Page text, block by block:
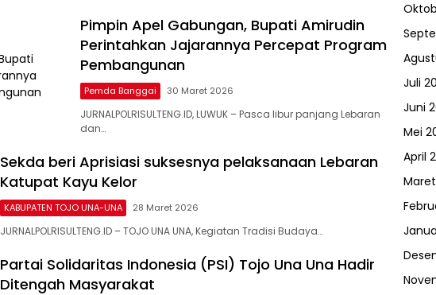
Pimpin Apel Gabungan, Bupati Amirudin
Perintahkan Jajarannya Percepat Program
Pembangunan
Pemda Banggai 30 Maret 2026
JURNALPOLRISULTENG.ID, LUWUK – Pasca libur panjang Lebaran
dan…
Sekda beri Aprisiasi suksesnya pelaksanaan Lebaran
Katupat Kayu Kelor
KABUPATEN TOJO UNA-UNA 28 Maret 2026
JURNALPOLRISULTENG.ID – TOJO UNA UNA, Kegiatan Tradisi Budaya…
Partai Solidaritas Indonesia (PSI) Tojo Una Una Hadir
Ditengah Masyarakat
Juli
Juni
Mei
April